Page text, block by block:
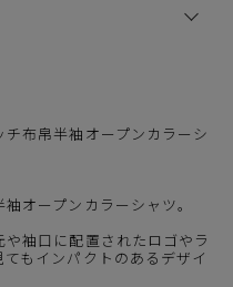
布帛半袖オープンカラーシ
オープンカラーシャツ。
袖口に配置されたロゴやラ
もインパクトのあるデザイ